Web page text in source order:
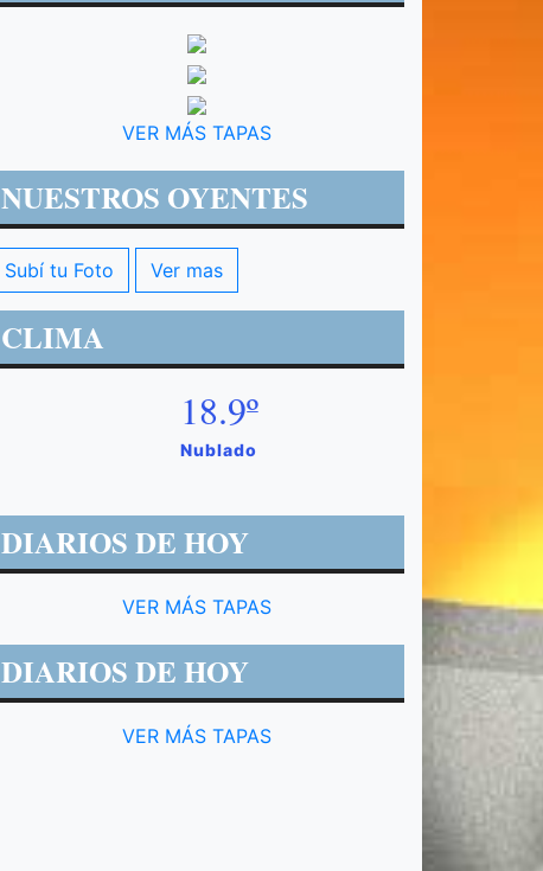
VER MÁS TAPAS
NUESTROS OYENTES
Subí tu Foto Ver mas
CLIMA
18.9º
Nublado
DIARIOS DE HOY
VER MÁS TAPAS
DIARIOS DE HOY
VER MÁS TAPAS